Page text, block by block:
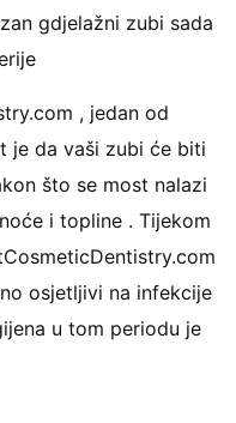
gdjelažni zubi sada
, jedan od
je da vaši zubi će biti
što se most nalazi
i topline . Tijekom
osjetljivi na infekcije
u tom periodu je